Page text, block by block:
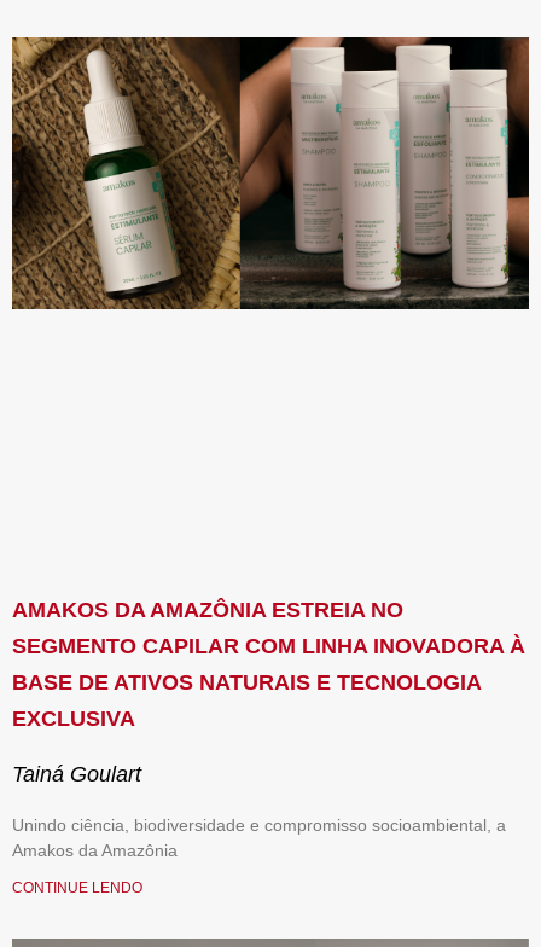
AMAKOS DA AMAZÔNIA ESTREIA NO
SEGMENTO CAPILAR COM LINHA INOVADORA À
BASE DE ATIVOS NATURAIS E TECNOLOGIA
EXCLUSIVA
Tainá Goulart
Unindo ciência, biodiversidade e compromisso socioambiental, a
Amakos da Amazônia
CONTINUE LENDO